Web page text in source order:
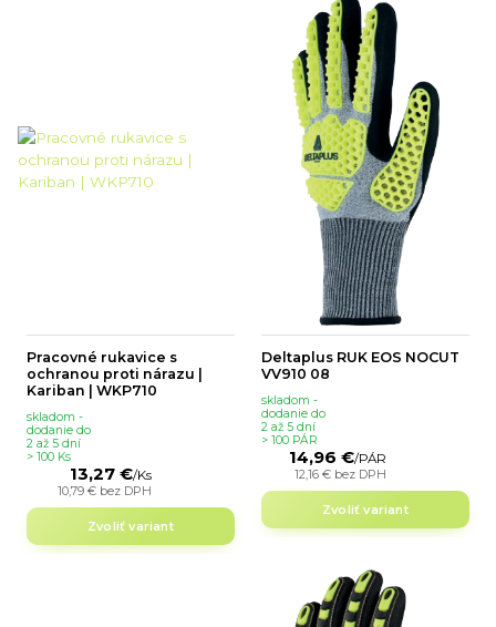
Pracovné rukavice s
ochranou proti nárazu |
Kariban | WKP710
13,27 €/Ks
10,79 € bez DPH
skladom -
dodanie do
2 až 5 dní
> 100 Ks
Zvoliť variant
Deltaplus RUK EOS NOCUT
VV910 08
14,96 €/PÁR
12,16 € bez DPH
skladom -
dodanie do
2 až 5 dní
> 100 PÁR
Zvoliť variant